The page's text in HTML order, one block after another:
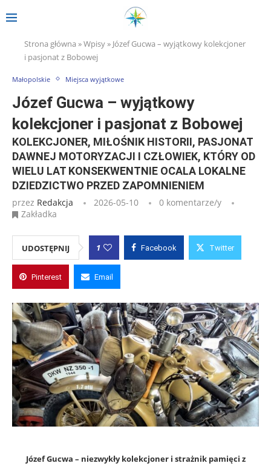
Strona główna »Wpisy» Józef Gucwa – wyjątkowy kolekcjoner
i pasjonat z Bobowej
Małopolskie Miejsca wyjątkowe
Józef Gucwa – wyjątkowy
kolekcjoner i pasjonat z Bobowej
KOLEKCJONER, MIŁOŚNIK HISTORII, PASJONAT
DAWNEJ MOTORYZACJI I CZŁOWIEK, KTÓRY OD
WIELU LAT KONSEKWENTNIE OCALA LOKALNE
DZIEDZICTWO PRZED ZAPOMNIENIEM
przez Redakcja 2026-05-10
0 komentarze/y
Zakładka
UDOSTĘPNIJ 1 Facebook Twitter
Pinterest Email
Józef Gucwa – niezwykły kolekcjoner i strażnik pamięci z